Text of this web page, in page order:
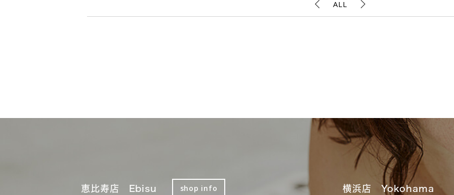
ALL
恵比寿店 Ebisu shop info 横浜店 Yokohama